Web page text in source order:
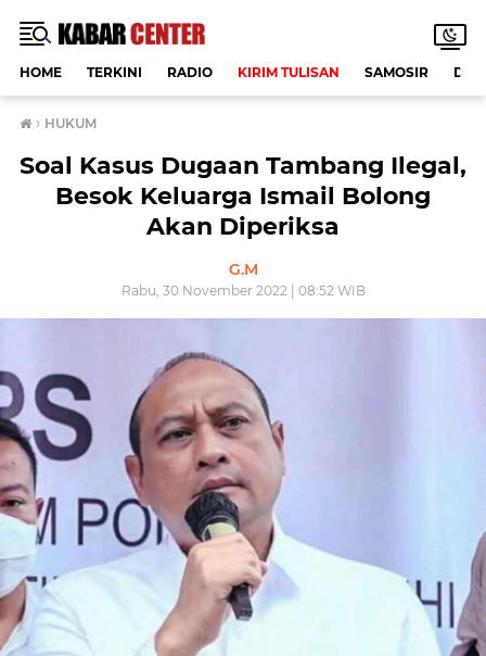
HOME TERKINI RADIO KIRIM TULISAN SAMOSIR
› HUKUM
Soal Kasus Dugaan Tambang Ilegal,
Besok Keluarga Ismail Bolong
Akan Diperiksa
G.M
Rabu, 30 November 2022 | 08:52 WIB